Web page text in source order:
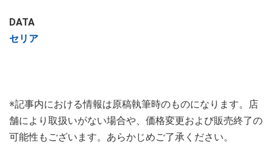
DATA
セリア
※記事内における情報は原稿執筆時のものになります。店
舗により取扱いがない場合や、価格変更および販売終了の
可能性もございます。あらかじめご了承ください。